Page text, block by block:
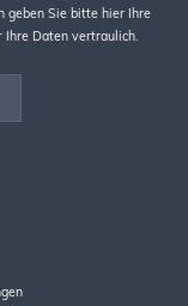
geben Sie bitte hier Ihre
Ihre Daten vertraulich.